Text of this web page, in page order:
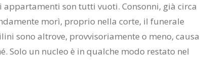
son tutti vuoti. Consonni, già circa
morì, proprio nella corte, il funerale
sono altrove, provvisoriamente o meno, causa
Solo un nucleo è in qualche modo restato nel